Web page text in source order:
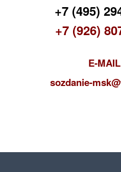
+7 (495)
+7 (926)
E-
sozdanie-